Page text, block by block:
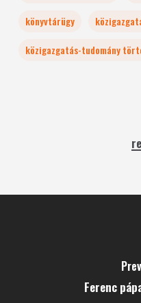
könyvtárügy
közigazgatás-tudomány
Ferenc